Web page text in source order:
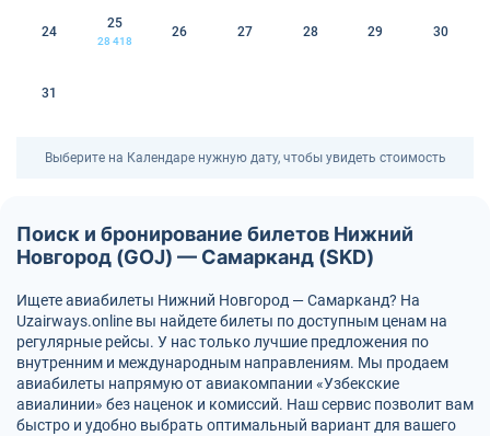
24
25
28 418
26 27 28 29 30
31
Выберите на Календаре нужную дату, чтобы увидеть стоимость
Поиск и бронирование билетов Нижний
Новгород (GOJ) — Самарканд (SKD)
Ищете авиабилеты Нижний Новгород — Самарканд? На
Uzairways.online вы найдете билеты по доступным ценам на
регулярные рейсы. У нас только лучшие предложения по
внутренним и международным направлениям. Мы продаем
авиабилеты напрямую от авиакомпании «Узбекские
авиалинии» без наценок и комиссий. Наш сервис позволит вам
быстро и удобно выбрать оптимальный вариант для вашего